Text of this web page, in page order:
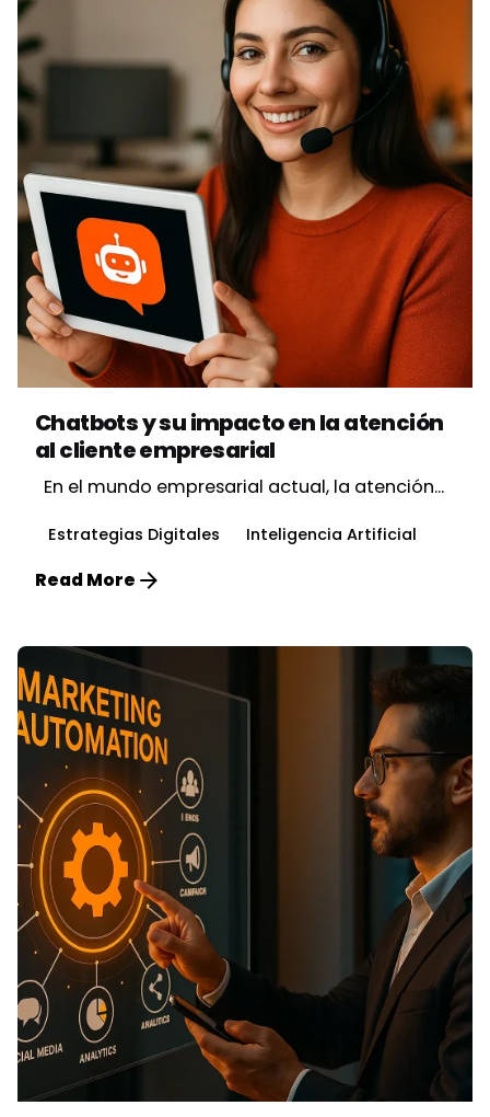
Posted by
Vbrand Agency
Chatbots y su impacto en la atención
al cliente empresarial
En el mundo empresarial actual, la atención...
Estrategias Digitales Inteligencia Artificial
Read More
Posted by
Vbrand Agency